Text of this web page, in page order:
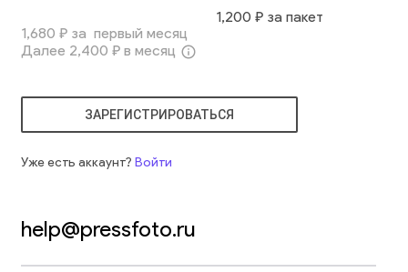
1,680 ₽ за первый месяц
Далее 2,400 ₽ в месяц info_outline
1,200 ₽ за пакет
ЗАРЕГИСТРИРОВАТЬСЯ
Уже есть аккаунт? Войти
help@pressfoto.ru